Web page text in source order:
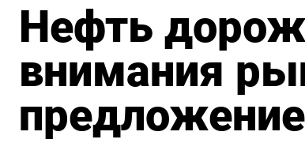
Нефть
внимания
предложение